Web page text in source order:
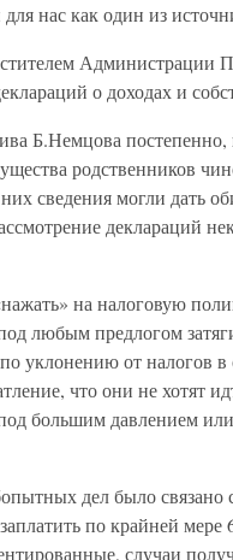
для нас как один из
Администрации
о доходах и
Б.Немцова
родственников
сведения могли дать
деклараций
на налоговую
любым предлогом
уклонению от налогов
что они не хотят
большим давлением
дел было
по крайней
случаи